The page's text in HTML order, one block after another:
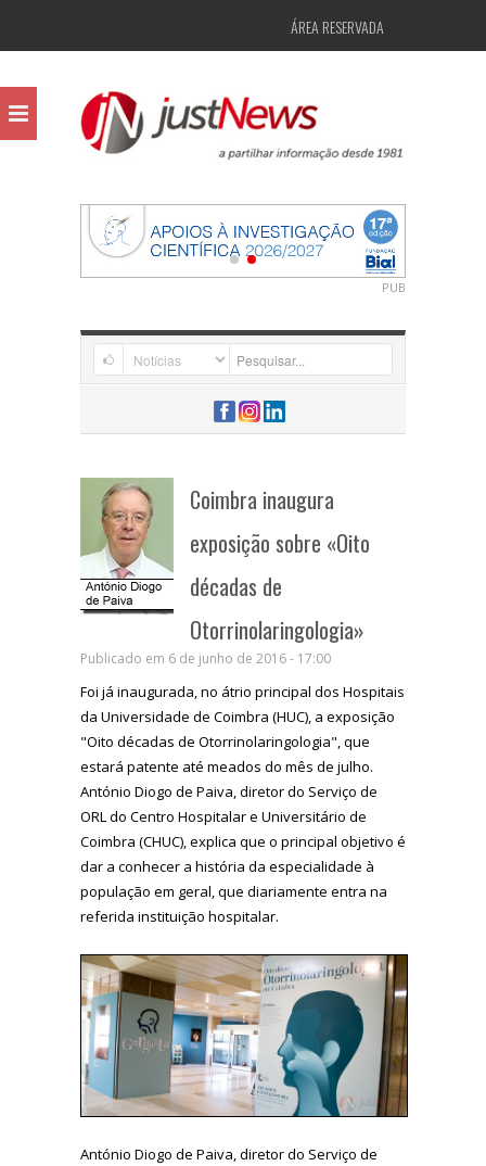
ÁREA RESERVADA
PUB
Coimbra inaugura
exposição sobre «Oito
décadas de
Otorrinolaringologia»
Publicado em 6 de junho de 2016 - 17:00
Foi já inaugurada, no átrio principal dos Hospitais
da Universidade de Coimbra (HUC), a exposição
"Oito décadas de Otorrinolaringologia", que
estará patente até meados do mês de julho.
António Diogo de Paiva, diretor do Serviço de
ORL do Centro Hospitalar e Universitário de
Coimbra (CHUC), explica que o principal objetivo é
dar a conhecer a história da especialidade à
população em geral, que diariamente entra na
referida instituição hospitalar.
António Diogo de Paiva, diretor do Serviço de